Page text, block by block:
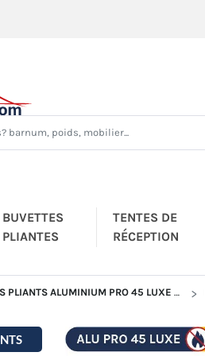
BUVETTES
PLIANTES
TENTES DE
RÉCEPTION
PLIANTS ALUMINIUM PRO 45 LUXE M2